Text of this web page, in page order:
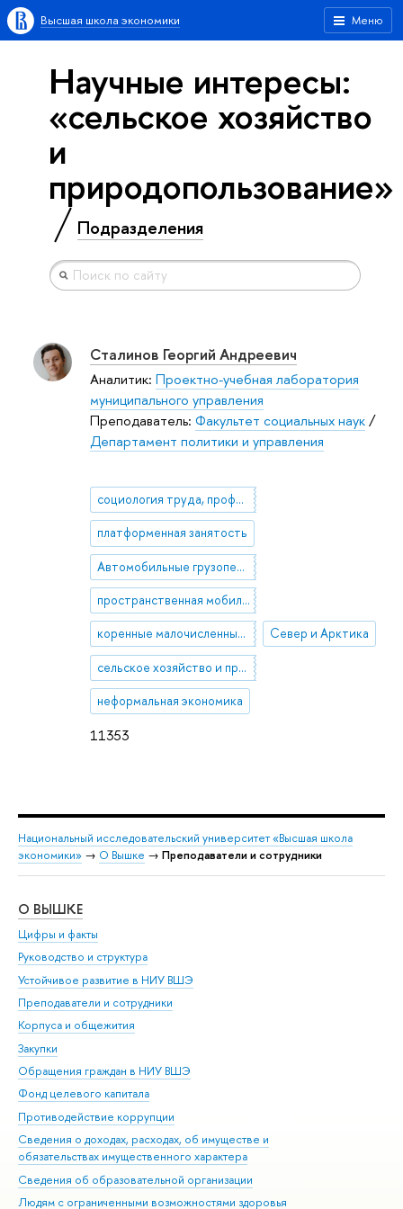
Меню
Высшая школа экономики
Научные интересы:
«сельское хозяйство
и
природопользование»
Подразделения
11353
Сталинов Георгий Андреевич
Аналитик: Проектно-учебная лаборатория
муниципального управления
Преподаватель: Факультет социальных наук/
Департамент политики и управления
социология труда, профессий и занятий
платформенная занятость
Автомобильные грузоперевозки
пространственная мобильность
коренные малочисленные народы Севера (КМНС) Север и Арктика
сельское хозяйство и природопользование
неформальная экономика
Национальный исследовательский университет «Высшая школа
экономики» → О Вышке → Преподаватели и сотрудники
О ВЫШКЕ
Цифры и факты
Руководство и структура
Устойчивое развитие в НИУ ВШЭ
Преподаватели и сотрудники
Корпуса и общежития
Закупки
Обращения граждан в НИУ ВШЭ
Фонд целевого капитала
Противодействие коррупции
Сведения о доходах, расходах, об имуществе и
обязательствах имущественного характера
Сведения об образовательной организации
Людям с ограниченными возможностями здоровья